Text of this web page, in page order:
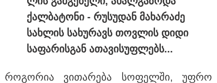
სასკოლო ფორმების ჩინეთიდან
საქართველოში მოწოდება სამ
ეტაპად მოხდება - დეტალები
ქალ­ბა­ტო­ნი - რუ­სუ­დან მა­ხა­რა­ძე
სახ­ლის სა­ხუ­რავს თოვ­ლის დიდი
სა­ფა­რის­გან ათა­ვი­სუფ­ლებს...
რო­გო­რია ვი­თა­რე­ბა სო­ფელ­ში, უფრო